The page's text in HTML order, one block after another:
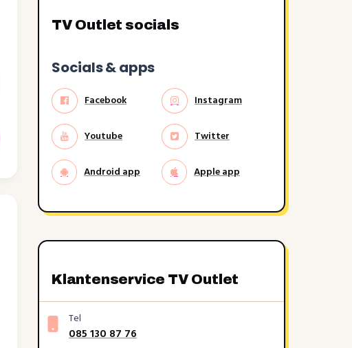
TV Outlet socials
Socials & apps
Facebook Instagram
Youtube Twitter
Android app Apple app
Klantenservice TV Outlet
Tel
085 130 87 76